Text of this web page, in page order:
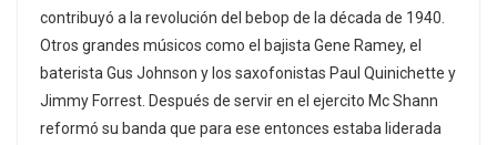
contribuyó a la revolución del bebop de la década de 1940.
Otros grandes músicos como el bajista Gene Ramey, el
baterista Gus Johnson y los saxofonistas Paul Quinichette y
Jimmy Forrest. Después de servir en el ejercito Mc Shann
reformó su banda que para ese entonces estaba liderada